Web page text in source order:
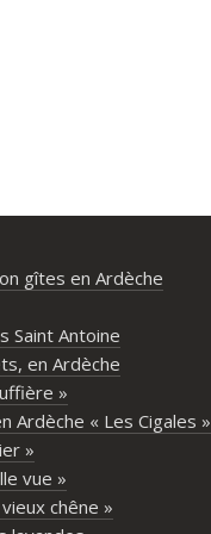
gîtes en Ardèche
Saint Antoine
en Ardèche
»
Ardèche « Les Cigales »
»
vue »
chêne »